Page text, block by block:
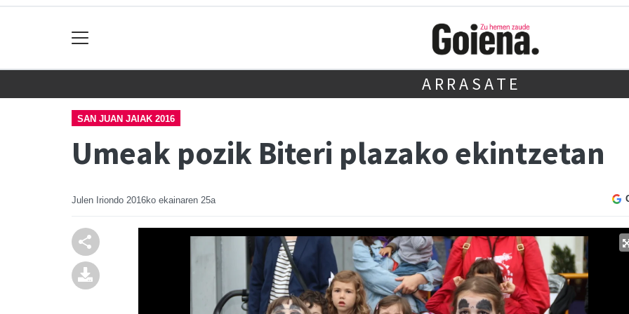
ARRASATE
SAN JUAN JAIAK 2016
Umeak pozik Biteri plazako ekintzetan
Julen Iriondo 2016ko ekainaren 25a